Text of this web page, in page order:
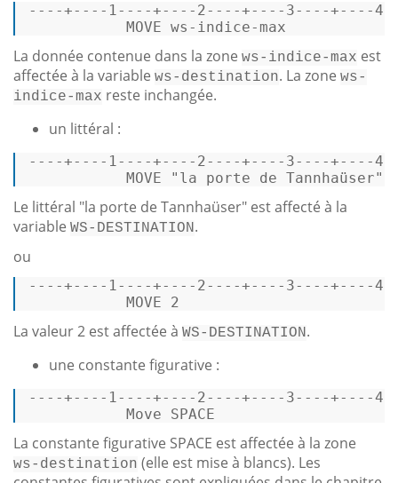
----+----1----+----2----+----3----+----
           MOVE ws-indice-
max
La donnée contenue dans la zone ws-indice-max est
affectée à la variable ws-destination. La zone ws-
indice-max reste inchangée.
un littéral :
----+----1----+----2----+----3----+----
           MOVE
"la porte de Tannhaüser"
Le littéral "la porte de Tannhaüser" est affecté à la
variable WS-DESTINATION.
ou
----+---- 1 ----+---- 2----+---- 3----+----4
           MOVE
2
La valeur 2 est affectée à WS-DESTINATION.
une constante figurative :
----+---- 1 ----+---- 2----+---- 3----+----4
Move
La constante figurative SPACE est affectée à la zone
ws-destination (elle est mise à blancs). Les